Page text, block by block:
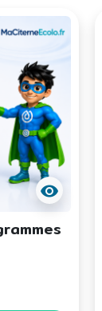
visibility